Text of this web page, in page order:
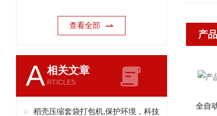
查看全部
A相关文章
RTICLES
稻壳压缩套袋打包机,保护环境，科技
产
全自